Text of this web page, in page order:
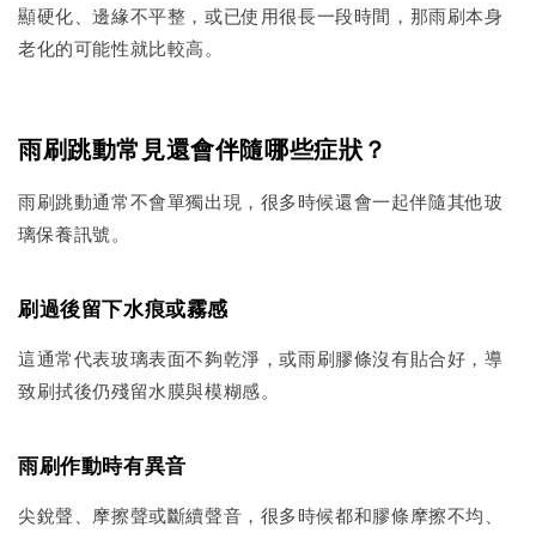
顯硬化、邊緣不平整，或已使用很長一段時間，那雨刷本身
老化的可能性就比較高。
雨刷跳動常見還會伴隨哪些症狀？
雨刷跳動通常不會單獨出現，很多時候還會一起伴隨其他玻
璃保養訊號。
刷過後留下水痕或霧感
這通常代表玻璃表面不夠乾淨，或雨刷膠條沒有貼合好，導
致刷拭後仍殘留水膜與模糊感。
雨刷作動時有異音
尖銳聲、摩擦聲或斷續聲音，很多時候都和膠條摩擦不均、